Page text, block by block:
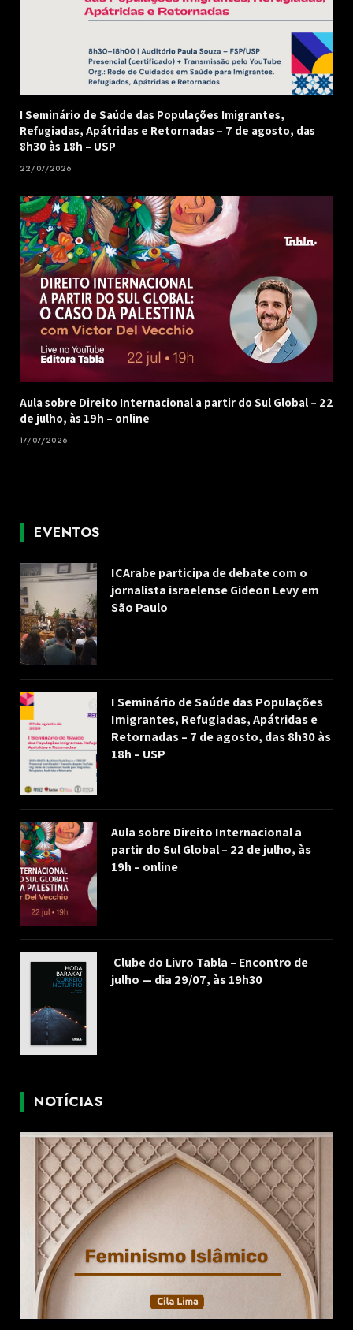
I Seminário de Saúde das Populações Imigrantes,
Refugiadas, Apátridas e Retornadas – 7 de agosto, das
8h30 às 18h – USP
22/07/2026
Aula sobre Direito Internacional a partir do Sul Global – 22
de julho, às 19h – online
17/07/2026
EVENTOS
ICArabe participa de debate com o
jornalista israelense Gideon Levy em
São Paulo
I Seminário de Saúde das Populações
Imigrantes, Refugiadas, Apátridas e
Retornadas – 7 de agosto, das 8h30 às
18h – USP
Aula sobre Direito Internacional a
partir do Sul Global – 22 de julho, às
19h – online
Clube do Livro Tabla – Encontro de
julho — dia 29/07, às 19h30
NOTÍCIAS